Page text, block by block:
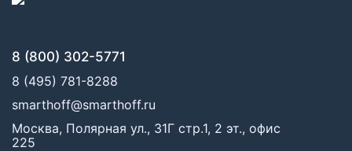
8 (800) 302-5771
8 (495) 781-8288
smarthoff@smarthoff.ru
Москва, Полярная ул., 31Г стр.1, 2 эт., офис
225